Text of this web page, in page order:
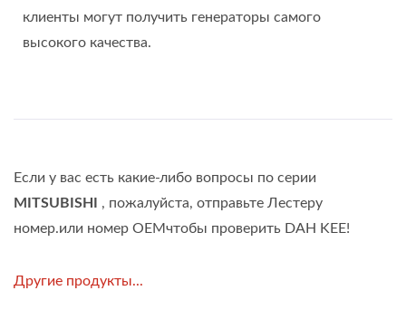
клиенты могут получить генераторы самого
высокого качества.
Если у вас есть какие-либо вопросы по серии
MITSUBISHI , пожалуйста, отправьте Лестеру
номер.или номер OEMчтобы проверить DAH KEE!
Другие продукты...